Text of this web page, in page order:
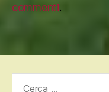
commenti.